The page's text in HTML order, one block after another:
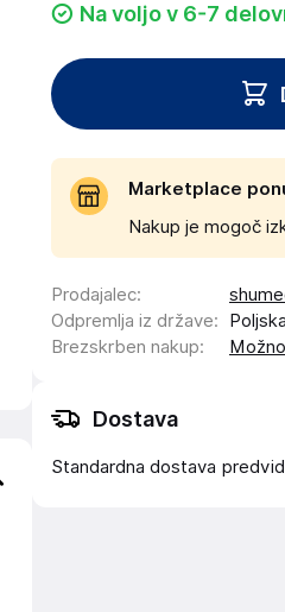
Na voljo v 6-7
Marketplace
Nakup je mogoč
Prodajalec:
Odpremlja iz države:
Poljska
Brezskrben nakup:
Dostava
Standardna dostava